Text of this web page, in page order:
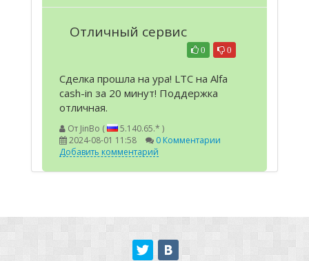
Отличный сервис
0
0
Сделка прошла на ура! LTC на Alfa
cash-in за 20 минут! Поддержка
отличная.
От JinBo (
5.140.65.* )
2024-08-01 11:58
0 Комментарии
Добавить комментарий